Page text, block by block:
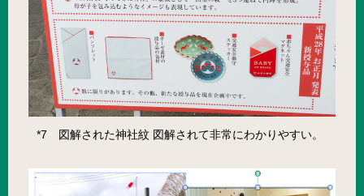
*7 図解された神社紋 図解されて非常にわかりやすい。